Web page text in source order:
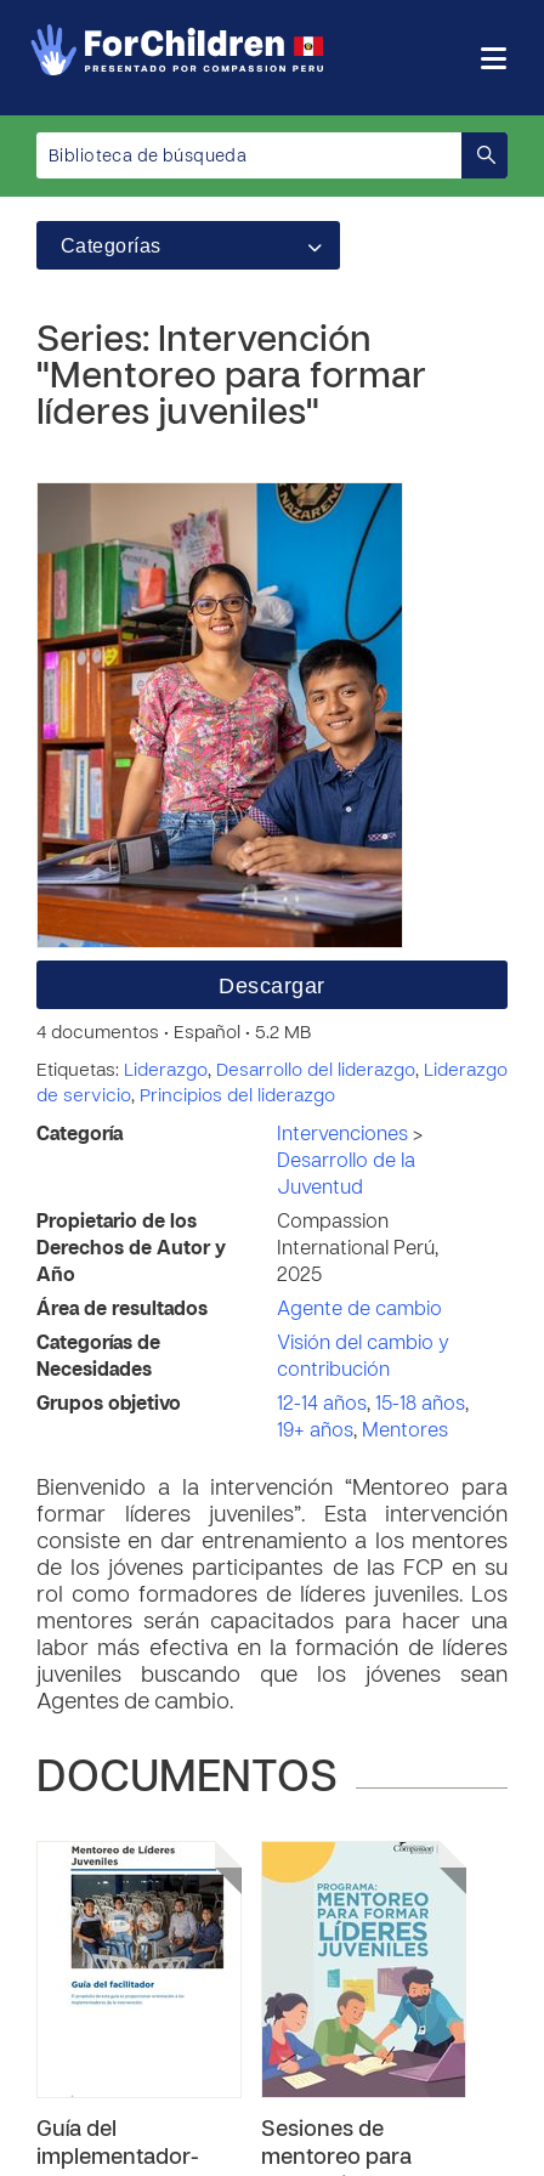
Categorías
Series: Intervención
"Mentoreo para formar
líderes juveniles"
Descargar
4 documentos • Español • 5.2 MB
Etiquetas: Liderazgo, Desarrollo del liderazgo, Liderazgo
de servicio, Principios del liderazgo
Categoría Intervenciones >
Desarrollo de la
Juventud
Propietario de los
Derechos de Autor y
Año
Compassion
International Perú,
2025
Área de resultados
Agente de cambio
Categorías de
Necesidades
Visión del cambio y
contribución
Grupos objetivo
12-14 años, 15-18 años,
19+ años, Mentores
Bienvenido a la intervención “Mentoreo para
formar líderes juveniles”. Esta intervención
consiste en dar entrenamiento a los mentores
de los jóvenes participantes de las FCP en su
rol como formadores de líderes juveniles. Los
mentores serán capacitados para hacer una
labor más efectiva en la formación de líderes
juveniles buscando que los jóvenes sean
Agentes de cambio.
DOCUMENTOS
Guía del
implementador-
Sesiones de
mentoreo para